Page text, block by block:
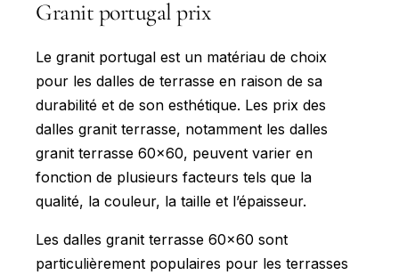
Granit portugal prix
Le granit portugal est un matériau de choix
pour les dalles de terrasse en raison de sa
durabilité et de son esthétique. Les prix des
dalles granit terrasse, notamment les dalles
granit terrasse 60x60, peuvent varier en
fonction de plusieurs facteurs tels que la
qualité, la couleur, la taille et l’épaisseur.
Les dalles granit terrasse 60x60 sont
particulièrement populaires pour les terrasses